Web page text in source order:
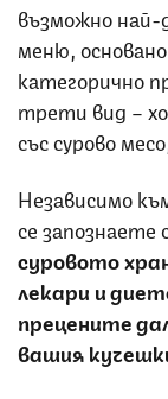
възможно
меню,
категорично
трети вид –
със сурово
Независимо
се запознаете
суровото
лекари и
прецените
вашия